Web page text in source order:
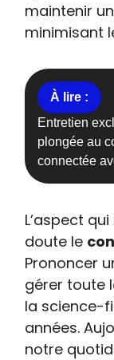
maintenir
minimisant
Entretien
plongée au
connectée
L’aspect
doute le
Prononcer
gérer toute
la science-
années.
notre